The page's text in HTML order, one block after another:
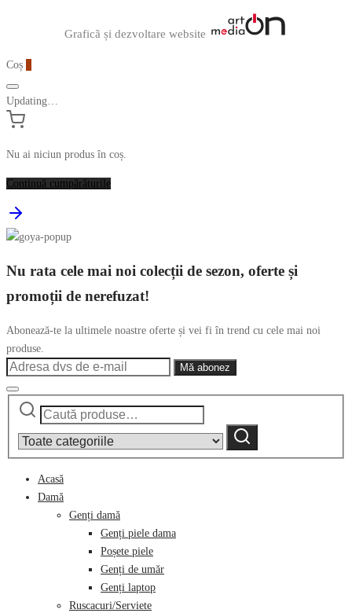
Graficã și dezvoltare website
Coș
Updating…
Nu ai niciun produs în coș.
Continuă cumpărăturile
Nu rata cele mai noi colecții de sezon, oferte și
promoții de nerefuzat!
Abonează-te la ultimele noastre oferte și vei fi în trend cu cele mai noi
produse.
Caută
category:
Caută
Acasă
Damă
Genți damă
Genți piele dama
Poșete piele
Genți de umăr
Genți laptop
Ruscacuri/Serviete